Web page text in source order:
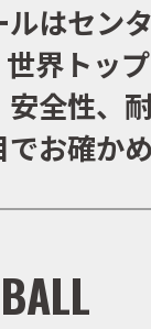
はセン
界トッ
全性、
お確か